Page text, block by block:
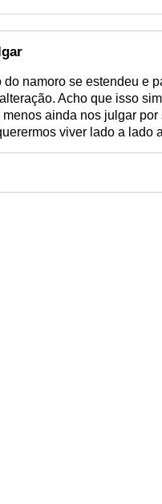
namoro se estendeu e
Acho que isso
ainda nos julgar
viver lado a lado